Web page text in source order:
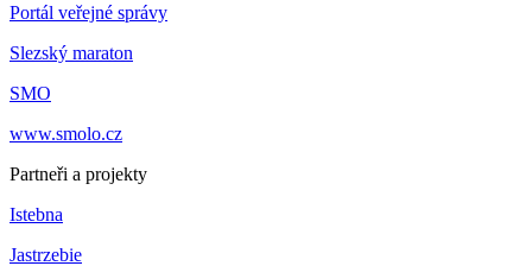
Portál veřejné správy
Slezský maraton
SMO
www.smolo.cz
Partneři a projekty
Istebna
Jastrzebie